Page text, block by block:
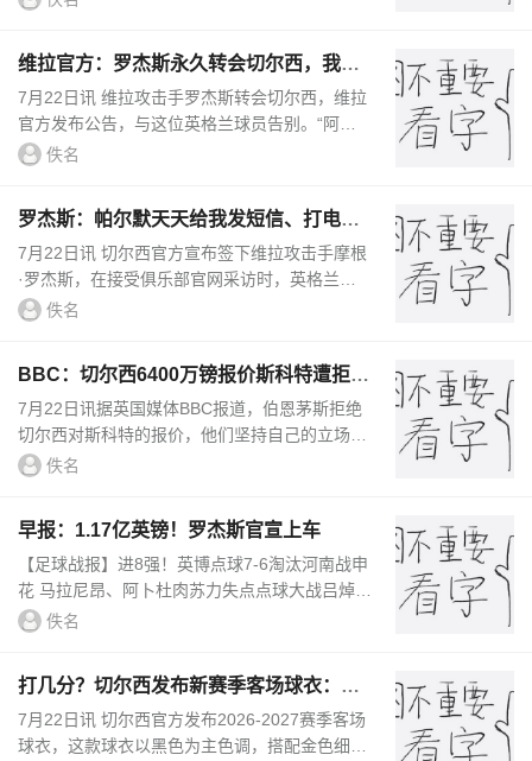
维拉官方：罗杰斯永久转会切尔西，我们
为他送上最美好的祝愿
7月22日讯 维拉攻击手罗杰斯转会切尔西，维拉
官方发布公告，与这位英格兰球员告别。“阿斯
顿维拉足球俱乐部确认，摩根·罗杰斯已正式永
佚名
罗杰斯：帕尔默天天给我发短信、打电
话，和好友并肩作战超级兴奋
7月22日讯 切尔西官方宣布签下维拉攻击手摩根
·罗杰斯，在接受俱乐部官网采访时，英格兰人
谈论了阿隆索和好友帕尔默摩根·罗杰斯说道：
佚名
BBC：切尔西6400万镑报价斯科特遭拒，
伯恩茅斯坚称球员是非卖品
7月22日讯据英国媒体BBC报道，伯恩茅斯拒绝
切尔西对斯科特的报价，他们坚持自己的立场，
将这位英格兰中场视为非卖品。伯恩茅斯拒绝了
佚名
早报：1.17亿英镑！罗杰斯官宣上车
【足球战报】进8强！英博点球7-6淘汰河南战申
花 马拉尼昂、阿卜杜肉苏力失点点球大战吕焯
毅、马拉尼昂和阿卜杜肉苏力失点，大连英博客
佚名
打几分？切尔西发布新赛季客场球衣：黑
色主色调，金色细节点缀
7月22日讯 切尔西官方发布2026-2027赛季客场
球衣，这款球衣以黑色为主色调，搭配金色细